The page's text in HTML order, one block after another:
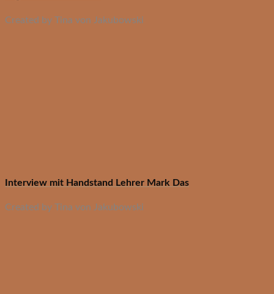
Created by Tina von Jakubowski
Interview mit Handstand Lehrer Mark Das
Created by Tina von Jakubowski